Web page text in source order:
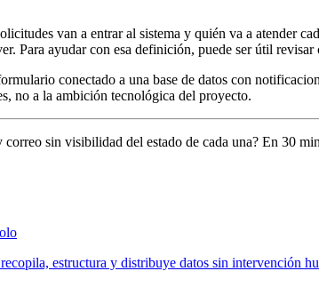
van a entrar al sistema y quién va a atender
Para ayudar con esa definición, puede ser útil revisar
conectado a una base de datos con
no a la ambición tecnológica del proyecto.
sin visibilidad del estado de cada una? En 30
estructura y distribuye datos sin intervención